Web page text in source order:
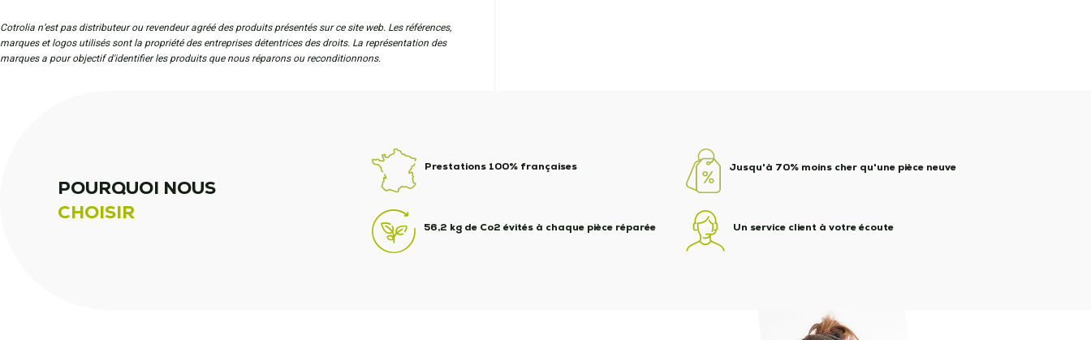
Cotrolia n’est pas distributeur ou revendeur agréé des produits présentés sur ce site web. Les références,
marques et logos utilisés sont la propriété des entreprises détentrices des droits. La représentation des
marques a pour objectif d'identifier les produits que nous réparons ou reconditionnons.
POURQUOI NOUS
CHOISIR
Prestations 100% françaises
56,2 kg de Co2 évités à chaque pièce réparée
Jusqu'à 70% moins cher qu'une pièce neuve
Un service client à votre écoute